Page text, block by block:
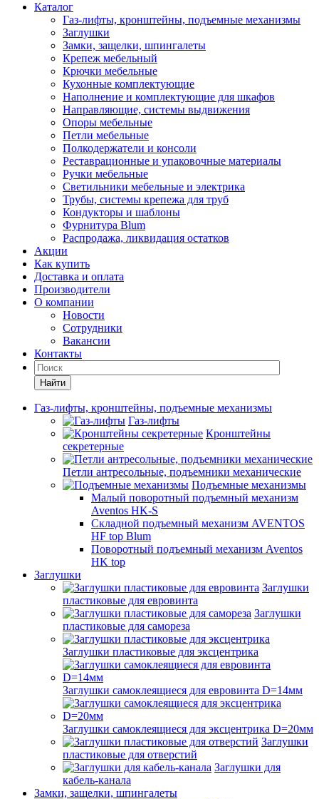
Каталог
Газ-лифты, кронштейны, подъемные механизмы
Заглушки
Замки, защелки, шпингалеты
Крепеж мебельный
Крючки мебельные
Кухонные комплектующие
Наполнение и комплектующие для шкафов
Направляющие, системы выдвижения
Опоры мебельные
Петли мебельные
Полкодержатели и консоли
Реставрационные и упаковочные материалы
Ручки мебельные
Светильники мебельные и электрика
Трубы, системы крепежа для труб
Кондукторы и шаблоны
Фурнитура Blum
Распродажа, ликвидация остатков
Акции
Как купить
Доставка и оплата
Производители
О компании
Новости
Сотрудники
Вакансии
Контакты
Найти
Газ-лифты, кронштейны, подъемные механизмы
Газ-лифты
Кронштейны
секретерные
Петли антресольные, подъемники механические
Подъемные механизмы
Малый поворотный подъемный механизм
Aventos HK-S
Складной подъемный механизм AVENTOS
HF top Blum
Поворотный подъемный механизм Aventos
HK top
Заглушки
Заглушки
пластиковые для евровинта
Заглушки
пластиковые для самореза
Заглушки пластиковые для эксцентрика
Заглушки самоклеящиеся для евровинта D=14мм
Заглушки самоклеящиеся для эксцентрика D=20мм
Заглушки
пластиковые для отверстий
Заглушки для
кабель-канала
Замки, защелки, шпингалеты